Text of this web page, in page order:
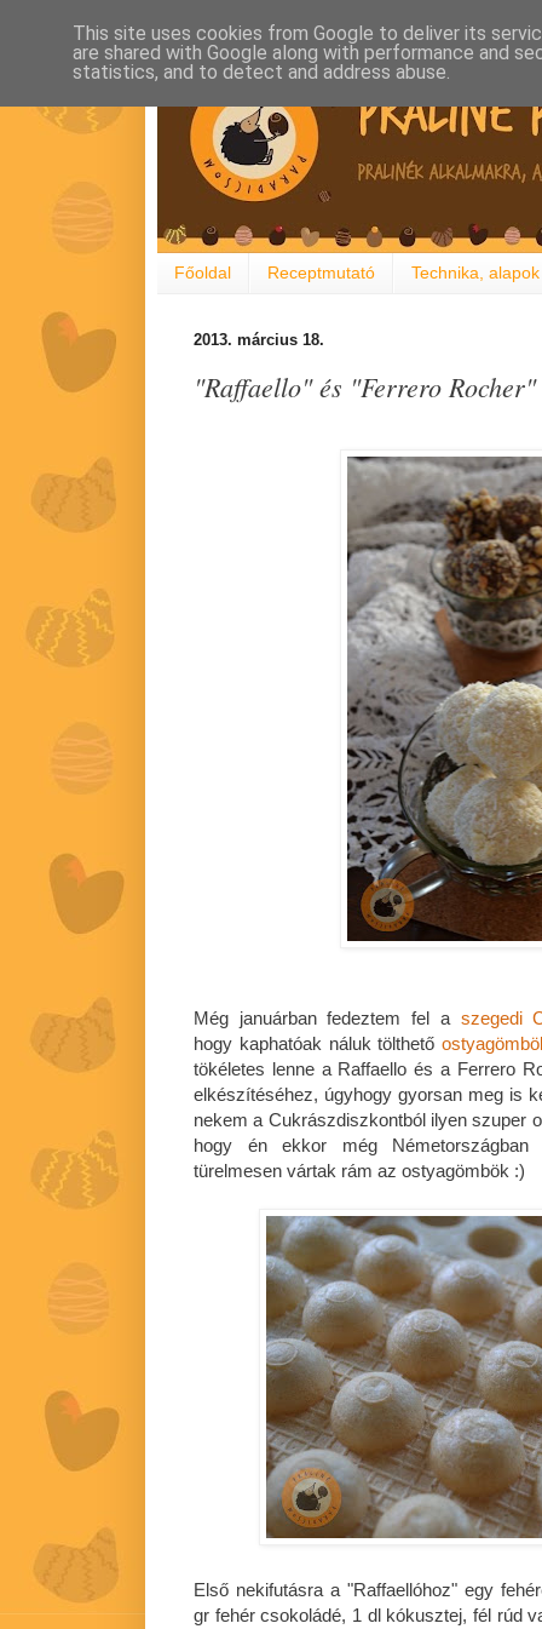
Főoldal Receptmutató Technika, alapok
2013. március 18.
"Raffaello" és "Ferrero
Még januárban fedeztem fel a szegedi
hogy kaphatóak náluk tölthető
tökéletes lenne a Raffaello és a Ferrero
elkészítéséhez, úgyhogy gyorsan meg is
nekem a Cukrászdiszkontból ilyen szuper
hogy én ekkor még
türelmesen vártak rám az ostyagömbök :)
Első nekifutásra a "Raffaellóhoz" egy
gr fehér csokoládé, 1 dl kókusztej, fél rúd
This site uses cookies from Google to deliver its
are shared with Google along with performance and
statistics, and to detect and address abuse.